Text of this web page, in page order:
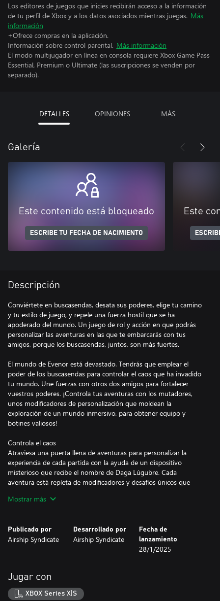
Los editores de juegos que inicies recibirán acceso a la información
de tu perfil de Xbox y a los datos asociados mientras juegas. Más
información
+Ofrece compras en la aplicación.
Información sobre control parental. Más información
El modo multijugador en línea en consola requiere Xbox Game Pass
Essential, Premium o Ultimate (las suscripciones se venden por
separado).
DETALLES OPINIONES MÁS
Galería
Este contenido está bloqueado
ESCRIBE TU FECHA DE NACIMIENTO
Este
Descripción
Conviértete en buscasendas, desata sus poderes, elige tu camino
y tu estilo de juego, y repele una fuerza hostil que se ha
apoderado del mundo. Un juego de rol y acción en que podrás
personalizar las aventuras en las que te embarcarás con tus
amigos, porque los buscasendas, juntos, son más fuertes.
El mundo de Evenor está devastado. Tendrás que emplear el
poder de los buscasendas para controlar el caos que ha invadido
tu mundo. Une fuerzas con otros dos amigos para fortalecer
vuestros poderes. ¡Controla tus aventuras con los mutadores,
unos modificadores de personalización que moldean la
exploración de un mundo inmersivo, para obtener equipo y
botines valiosos!
Controla el caos
Atraviesa una puerta llena de aventuras para personalizar la
experiencia de cada partida con la ayuda de un dispositivo
misterioso que recibe el nombre de Daga Lúgubre. Cada
aventura está repleta de modificadores y desafíos únicos que
jefes a los que te enfrentes, los materiales que recojas y los
Conviértete en un buscasendas
¡Controla y emplea el poder de un poderoso buscasendas! Usa
un gran abanico de habilidades únicas, como el flujo de magia y
otros buscasendas y moldea tus aventuras como quieras.
Controla lo que explores y los enemigos contra los que luches
Mostrar más
Publicado por
Airship Syndicate
Desarrollado por
Airship Syndicate
Fecha de
lanzamiento
28/1/2025
Jugar con
XBOX Series X|S